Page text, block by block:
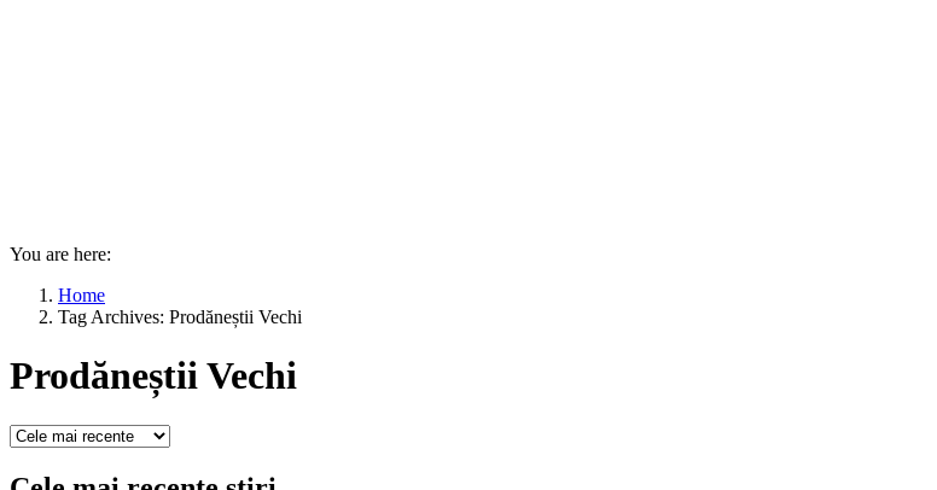
You are here:
Home
Tag Archives: Prodăneștii Vechi
Prodăneștii Vechi